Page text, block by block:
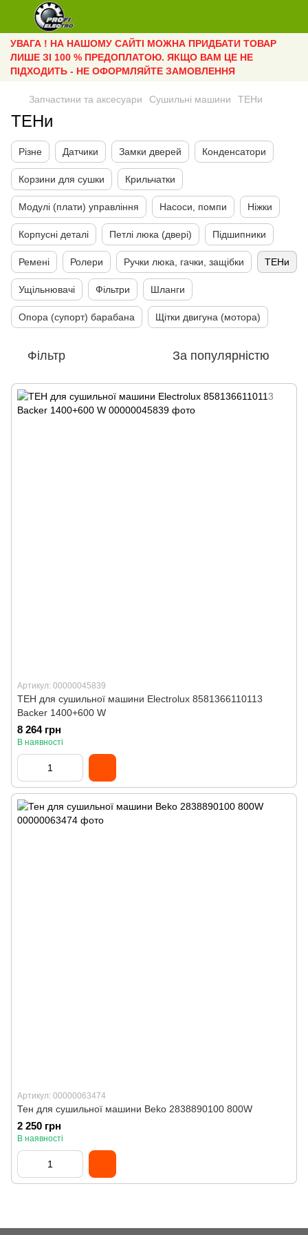
УВАГА ! НА НАШОМУ САЙТІ МОЖНА ПРИДБАТИ ТОВАР
ЛИШЕ ЗІ 100 % ПРЕДОПЛАТОЮ. ЯКЩО ВАМ ЦЕ НЕ
ПІДХОДИТЬ - НЕ ОФОРМЛЯЙТЕ ЗАМОВЛЕННЯ
Запчастини та аксесуари Сушильні машини ТЕНи
ТЕНи
Різне Датчики Замки дверей Конденсатори
Корзини для сушки Крильчатки
Модулі (плати) управління Насоси, помпи Ніжки
Корпусні деталі Петлі люка (двері) Підшипники
Ремені Ролери Ручки люка, гачки, защібки ТЕНи
Ущільнювачі Фільтри Шланги
Опора (супорт) барабана Щітки двигуна (мотора)
Фільтр За популярністю
Артикул: 00000045839
ТЕН для сушильної машини Electrolux 8581366110113
Backer 1400+600 W
8 264 грн
В наявності
Артикул: 00000063474
Тен для сушильної машини Beko 2838890100 800W
2 250 грн
В наявності